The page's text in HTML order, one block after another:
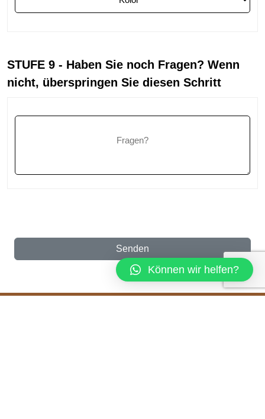
STUFE 9 - Haben Sie noch Fragen? Wenn
nicht, überspringen Sie diesen Schritt
Senden
Können wir helfen?